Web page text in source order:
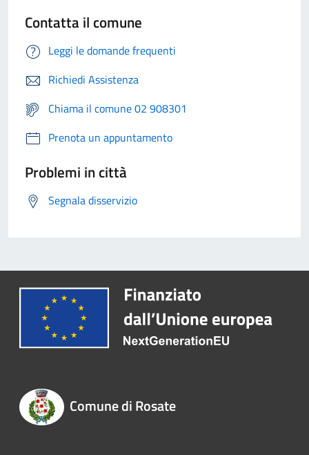
Contatta il comune
Leggi le domande frequenti
Richiedi Assistenza
Chiama il comune 02 908301
Prenota un appuntamento
Problemi in città
Segnala disservizio
Comune di Rosate